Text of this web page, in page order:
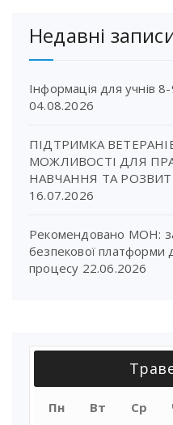
Недавні
Інформація для учнів 8-
04.08.2026
ПІДТРИМКА
МОЖЛИВОСТІ ДЛЯ
НАВЧАННЯ ТА
16.07.2026
Рекомендовано МОН:
безпекової платформи
процесу 22.06.2026
Пн Вт Ср